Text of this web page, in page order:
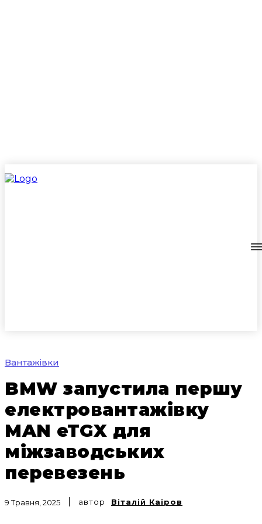
Вантажівки
BMW запустила першу
електровантажівку
MAN eTGX для
міжзаводських
перевезень
9 Травня, 2025 автор Віталій Каіров